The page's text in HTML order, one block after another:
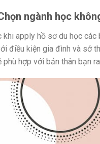
ngành học
khi apply hồ sơ du học
điều kiện gia đình và sở
phù hợp với bản thân bạn